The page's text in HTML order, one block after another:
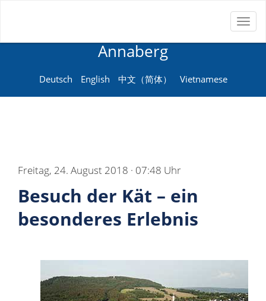
Annaberg
Deutsch English 中文（简体） Vietnamese
Freitag, 24. August 2018 · 07:48 Uhr
Besuch der Kät – ein
besonderes Erlebnis